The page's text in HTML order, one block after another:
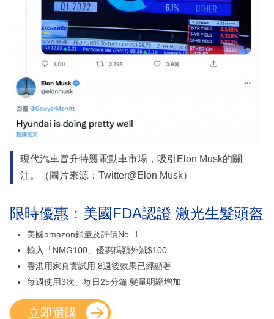
現代汽車冒升特襲電動車市場，吸引Elon Musk的關
注。（圖片來源：Twitter@Elon Musk）
限時優惠：美國FDA認證 激光生髮頭盔
美國amazon鎖量及評價No. 1
輸入「NMG100」優惠碼額外減$100
香港用家真實試用 8週後效果已經顯著
每週使用3次、每日25分鐘 髮量明顯增加
立即選購